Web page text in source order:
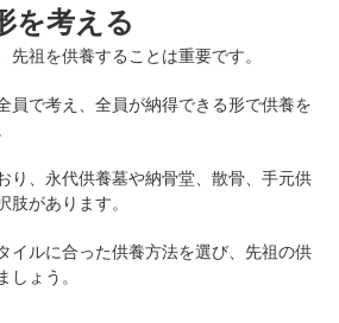
を考える
先祖を供養することは重要です。
員で考え、全員が納得できる形で供養を
り、永代供養墓や納骨堂、散骨、手元供
肢があります。
イルに合った供養方法を選び、先祖の供
しょう。